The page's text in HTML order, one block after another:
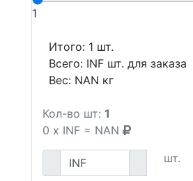
1
Итого: 1 шт.
Всего: INF шт. для заказа
Вес: NAN кг
Кол-во шт: 1
0 x INF = NAN
шт.